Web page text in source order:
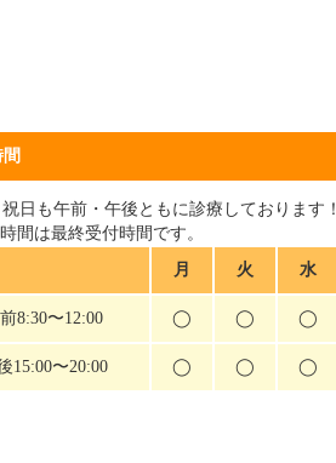
日も午前・午後ともに診療しております！
間は最終受付時間です。
月
火 水
8:30〜12:00 ◯ ◯ ◯
15:00〜20:00 ◯ ◯ ◯